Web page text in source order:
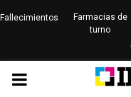
Fallecimientos
Farmacias de
turno
PRIMARY